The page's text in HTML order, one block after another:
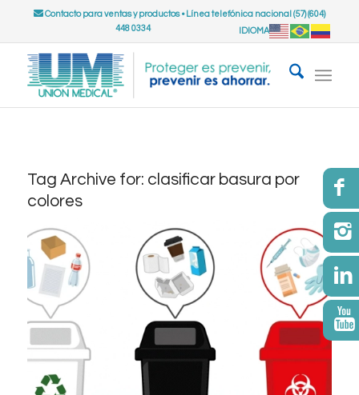
Contacto para ventas y productos• Línea telefónica nacional (57) (604)
448 0334
IDIOMA
Tag Archive for: clasificar basura por
colores